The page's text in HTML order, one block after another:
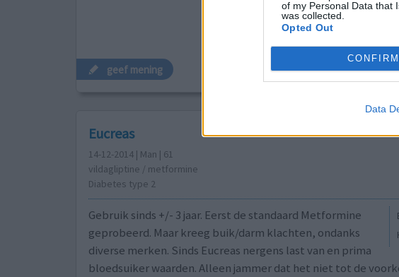
of my Personal Data that
was collected.
Opted Out
CONFIRM
Data
geef mening
Eucreas
14-12-2014 | Man | 61
vildagliptine / metformine
Diabetes type 2
Gebruik sinds +/- 3 jaar. Eerst de standaard Metformine
geprobeerd. Maar kreeg buik/darm klachten, ondanks
diverse merken. Sinds Eucreas nergens last van en prima
bloedsuiker waarden. Alleen jammer dat het niet tot de